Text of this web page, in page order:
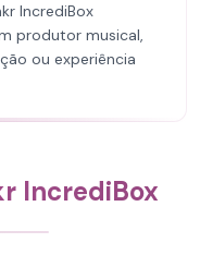
IncrediBox
produtor musical,
ou experiência
IncrediBox